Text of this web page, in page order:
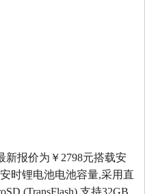
新报价为￥2798元搭载安
时锂电池电池容量,采用直